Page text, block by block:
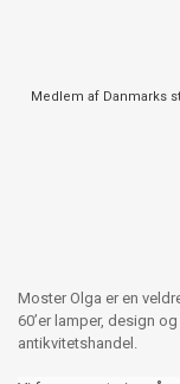
Medlem af Danmarks
Moster Olga er en
60’er lamper, design
antikvitetshandel.